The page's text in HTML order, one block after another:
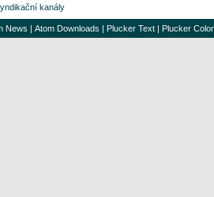
kanály
News | Atom Downloads | Plucker Text | Plucker Color